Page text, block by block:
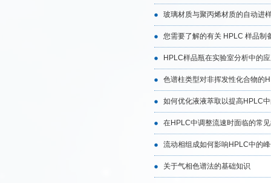
玻璃材质与聚丙烯材质的自动进
您需要了解的有关 HPLC 样品制
HPLC样品瓶在实验室分析中的
色谱柱类型对非挥发性化合物的
如何优化液液萃取以提高HPLC
在HPLC中调整流速时面临的常
流动相组成如何影响HPLC中的
关于气相色谱法的基础知识